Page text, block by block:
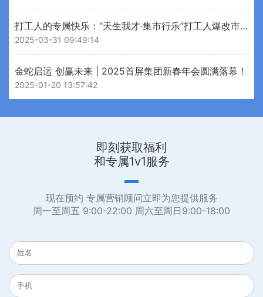
打工人的专属快乐：“天生我才·集市行乐”打工人爆改市集刷屏！
2025-03-31 09:49:14
金蛇启运 创赢未来 | 2025首屏集团新春年会圆满落幕！
2025-01-20 13:57:42
即刻获取福利
和专属1v1服务
现在预约 专属营销顾问立即为您提供服务
周一至周五 9:00-22:00 周六至周日9:00-18:00